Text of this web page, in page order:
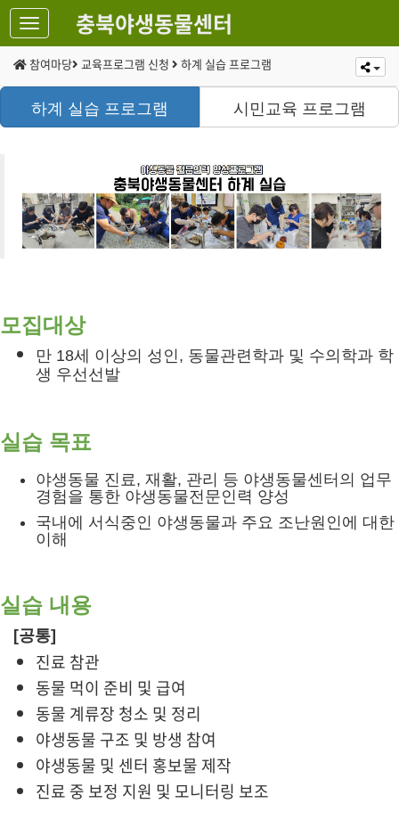
충북야생동물센터
참여마당 교육프로그램 신청 하계 실습 프로그램
하계 실습 프로그램 시민교육 프로그램
모집대상
만 18세 이상의 성인, 동물관련학과 및 수의학과 학
생 우선선발
실습 목표
야생동물 진료, 재활, 관리 등 야생동물센터의 업무
경험을 통한 야생동물전문인력 양성
국내에 서식중인 야생동물과 주요 조난원인에 대한
이해
실습 내용
[공통]
진료 참관
동물 먹이 준비 및 급여
동물 계류장 청소 및 정리
야생동물 구조 및 방생 참여
야생동물 및 센터 홍보물 제작
진료 중 보정 지원 및 모니터링 보조